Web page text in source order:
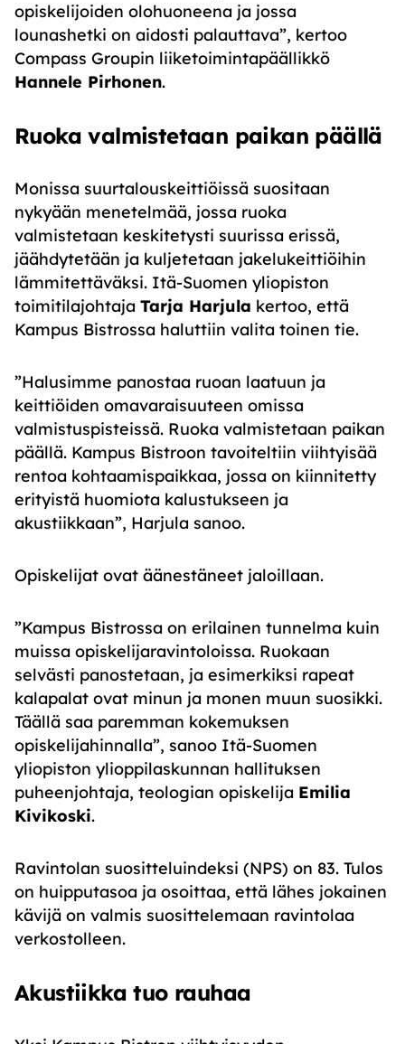
opiskelijoiden olohuoneena ja jossa
lounashetki on aidosti palauttava”, kertoo
Compass Groupin liiketoimintapäällikkö
Hannele Pirhonen.
Ruoka valmistetaan paikan päällä
Monissa suurtalouskeittiöissä suositaan
nykyään menetelmää, jossa ruoka
valmistetaan keskitetysti suurissa erissä,
jäähdytetään ja kuljetetaan jakelukeittiöihin
lämmitettäväksi. Itä-Suomen yliopiston
toimitilajohtaja Tarja Harjula kertoo, että
Kampus Bistrossa haluttiin valita toinen tie.
”Halusimme panostaa ruoan laatuun ja
keittiöiden omavaraisuuteen omissa
valmistuspisteissä. Ruoka valmistetaan paikan
päällä. Kampus Bistroon tavoiteltiin viihtyisää
rentoa kohtaamispaikkaa, jossa on kiinnitetty
erityistä huomiota kalustukseen ja
akustiikkaan”, Harjula sanoo.
Opiskelijat ovat äänestäneet jaloillaan.
”Kampus Bistrossa on erilainen tunnelma kuin
muissa opiskelijaravintoloissa. Ruokaan
selvästi panostetaan, ja esimerkiksi rapeat
kalapalat ovat minun ja monen muun suosikki.
Täällä saa paremman kokemuksen
opiskelijahinnalla”, sanoo Itä-Suomen
yliopiston ylioppilaskunnan hallituksen
puheenjohtaja, teologian opiskelija Emilia
Kivikoski.
Ravintolan suositteluindeksi (NPS) on 83. Tulos
on huipputasoa ja osoittaa, että lähes jokainen
kävijä on valmis suosittelemaan ravintolaa
verkostolleen.
Akustiikka tuo rauhaa